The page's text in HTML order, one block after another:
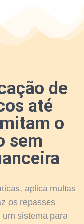
de
até
o
sem
aplica multas
os repasses
um sistema para